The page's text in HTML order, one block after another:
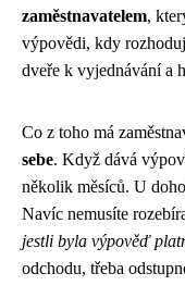
zaměstnavatelem,
výpovědi, kdy
dveře k vyjednávání a
Co z toho má
sebe. Když dává
několik měsíců. U
Navíc nemusíte
jestli byla výpověď
odchodu, třeba